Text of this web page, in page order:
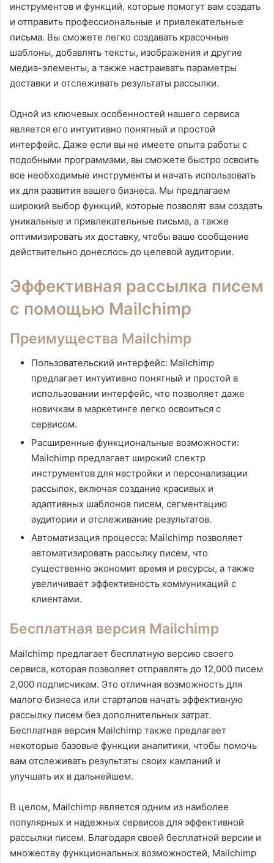
инструментов и функций, которые помогут вам создать
и отправить профессиональные и привлекательные
письма. Вы сможете легко создавать красочные
шаблоны, добавлять тексты, изображения и другие
медиа-элементы, а также настраивать параметры
доставки и отслеживать результаты рассылки.
Одной из ключевых особенностей нашего сервиса
является его интуитивно понятный и простой
интерфейс. Даже если вы не имеете опыта работы с
подобными программами, вы сможете быстро освоить
все необходимые инструменты и начать использовать
их для развития вашего бизнеса. Мы предлагаем
широкий выбор функций, которые позволят вам создать
уникальные и привлекательные письма, а также
оптимизировать их доставку, чтобы ваше сообщение
действительно донеслось до целевой аудитории.
Эффективная рассылка писем
с помощью Mailchimp
Преимущества Mailchimp
Пользовательский интерфейс: Mailchimp
предлагает интуитивно понятный и простой в
использовании интерфейс, что позволяет даже
новичкам в маркетинге легко освоиться с
сервисом.
Расширенные функциональные возможности:
Mailchimp предлагает широкий спектр
инструментов для настройки и персонализации
рассылок, включая создание красивых и
адаптивных шаблонов писем, сегментацию
аудитории и отслеживание результатов.
Автоматизация процесса: Mailchimp позволяет
автоматизировать рассылку писем, что
существенно экономит время и ресурсы, а также
увеличивает эффективность коммуникаций с
клиентами.
Бесплатная версия Mailchimp
Mailchimp предлагает бесплатную версию своего
сервиса, которая позволяет отправлять до 12,000 писем
2,000 подписчикам. Это отличная возможность для
малого бизнеса или стартапов начать эффективную
рассылку писем без дополнительных затрат.
Бесплатная версия Mailchimp также предлагает
некоторые базовые функции аналитики, чтобы помочь
вам отслеживать результаты своих кампаний и
улучшать их в дальнейшем.
В целом, Mailchimp является одним из наиболее
популярных и надежных сервисов для эффективной
рассылки писем. Благодаря своей бесплатной версии и
множеству функциональных возможностей, Mailchimp